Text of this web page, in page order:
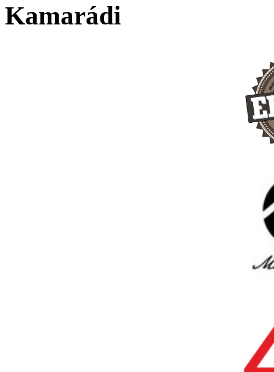
Kamarádi